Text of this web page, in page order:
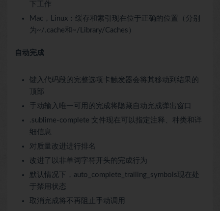
下工作
Mac，Linux：缓存和索引现在位于正确的位置（分别
为~/.cache和~/Library/Caches）
自动完成
键入代码段的完整选项卡触发器会将其移动到结果的
顶部
手动输入唯一可用的完成将隐藏自动完成弹出窗口
.sublime-complete 文件现在可以指定注释、种类和详
细信息
对质量改进进行排名
改进了以非单词字符开头的完成行为
默认情况下，auto_complete_trailing_symbols现在处
于禁用状态
取消完成将不再阻止手动调用